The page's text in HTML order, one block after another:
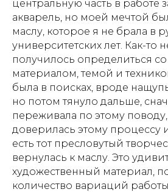
центральную часть в работе
акварель, но моей мечтой
маслу, которое я не брала в
университетских лет. Как-то
получилось определиться
материалом, темой и
была в поисках, вроде
но потом тянуло дальше,
переживала по этому
доверилась этому процессу
есть тот пресловутый
вернулась к маслу. Это
художественный материал,
количество вариаций